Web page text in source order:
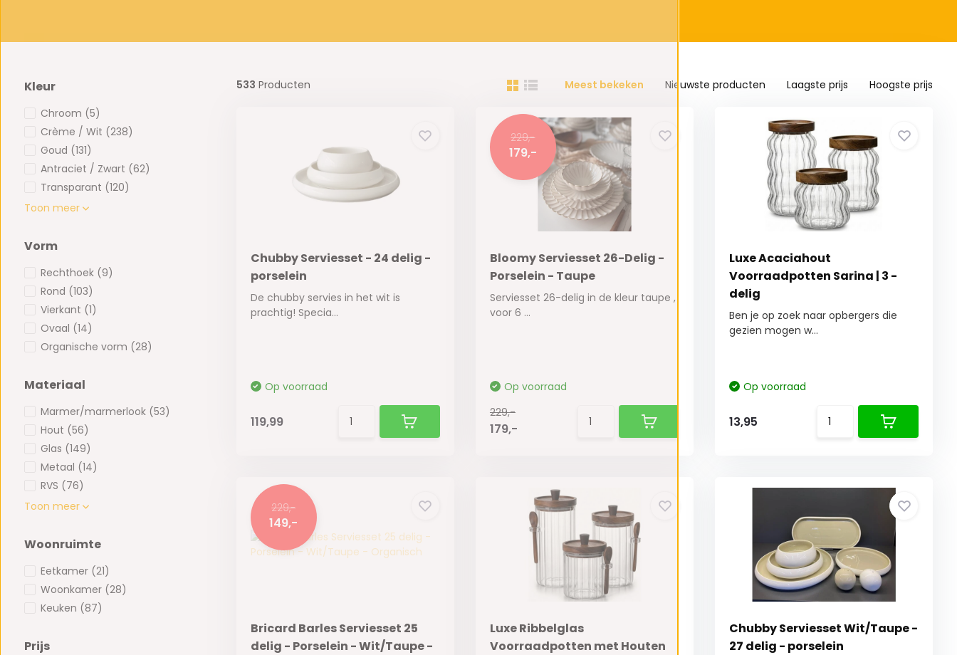
Kleur
Chroom (5)
Crème / Wit (238)
Goud (131)
Antraciet / Zwart (62)
Transparant (120)
Toon meer
Vorm
Rechthoek (9)
Rond (103)
Vierkant (1)
Ovaal (14)
Organische vorm (28)
Materiaal
Marmer/marmerlook (53)
Hout (56)
Glas (149)
Metaal (14)
RVS (76)
Toon meer
Woonruimte
Eetkamer (21)
Woonkamer (28)
Keuken (87)
Prijs
533 Producten Meest bekeken Nieuwste producten Laagste prijs Hoogste prijs
Chubby Serviesset - 24 delig -
porselein
De chubby servies in het wit is
prachtig! Specia...
Op voorraad
119,99
229,-
179,-
Bloomy Serviesset 26-Delig -
Porselein - Taupe
Serviesset 26-delig in de kleur taupe ,
voor 6 ...
Op voorraad
229,-
179,-
Luxe Acaciahout
Voorraadpotten Sarina | 3 -
delig
Ben je op zoek naar opbergers die
gezien mogen w...
Op voorraad
13,95
229,-
149,-
Bricard Barles Serviesset 25
delig - Porselein - Wit/Taupe -
Luxe Ribbelglas
Voorraadpotten met Houten
Chubby Serviesset Wit/Taupe -
27 delig - porselein